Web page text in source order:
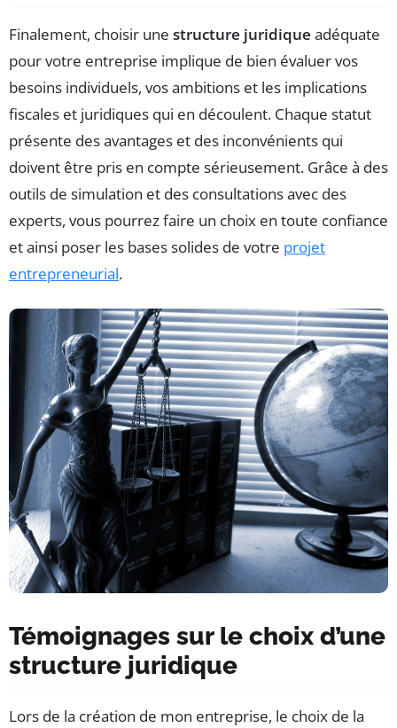
Finalement, choisir une structure juridique adéquate
pour votre entreprise implique de bien évaluer vos
besoins individuels, vos ambitions et les implications
fiscales et juridiques qui en découlent. Chaque statut
présente des avantages et des inconvénients qui
doivent être pris en compte sérieusement. Grâce à des
outils de simulation et des consultations avec des
experts, vous pourrez faire un choix en toute confiance
et ainsi poser les bases solides de votre projet
entrepreneurial.
Témoignages sur le choix d’une
structure juridique
Lors de la création de mon entreprise, le choix de la